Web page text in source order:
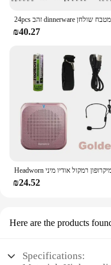
₪40.27
₪24.52
Here are the products
Specifications: